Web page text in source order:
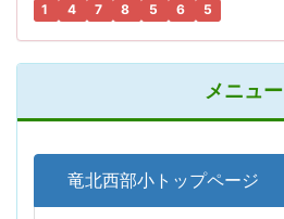
1 4 7 8 5 6 5
メニュー
竜北西部小トップページ